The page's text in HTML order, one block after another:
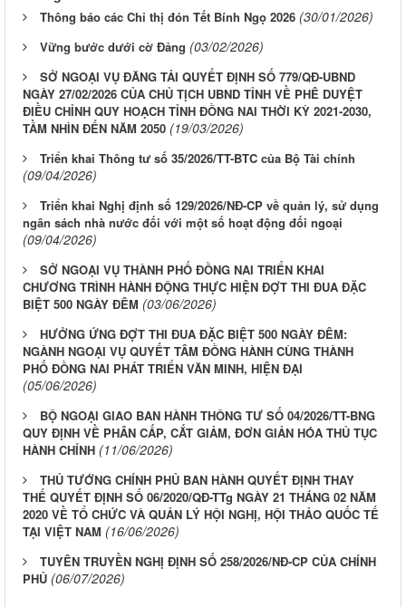
Thông báo các Chỉ thị đón Tết Bính Ngọ 2026 (30/01/2026)
Vững bước dưới cờ Đảng (03/02/2026)
SỞ NGOẠI VỤ ĐĂNG TẢI QUYẾT ĐỊNH SỐ 779/QĐ-UBND
NGÀY 27/02/2026 CỦA CHỦ TỊCH UBND TỈNH VỀ PHÊ DUYỆT
ĐIỀU CHỈNH QUY HOẠCH TỈNH ĐỒNG NAI THỜI KỲ 2021-2030,
TẦM NHÌN ĐẾN NĂM 2050 (19/03/2026)
Triển khai Thông tư số 35/2026/TT-BTC của Bộ Tài chính
(09/04/2026)
Triển khai Nghị định số 129/2026/NĐ-CP về quản lý, sử dụng
ngân sách nhà nước đối với một số hoạt động đối ngoại
(09/04/2026)
SỞ NGOẠI VỤ THÀNH PHỐ ĐỒNG NAI TRIỂN KHAI
CHƯƠNG TRÌNH HÀNH ĐỘNG THỰC HIỆN ĐỢT THI ĐUA ĐẶC
BIỆT 500 NGÀY ĐÊM (03/06/2026)
HƯỞNG ỨNG ĐỢT THI ĐUA ĐẶC BIỆT 500 NGÀY ĐÊM:
NGÀNH NGOẠI VỤ QUYẾT TÂM ĐỒNG HÀNH CÙNG THÀNH
PHỐ ĐỒNG NAI PHÁT TRIỂN VĂN MINH, HIỆN ĐẠI
(05/06/2026)
BỘ NGOẠI GIAO BAN HÀNH THÔNG TƯ SỐ 04/2026/TT-BNG
QUY ĐỊNH VỀ PHÂN CẤP, CẮT GIẢM, ĐƠN GIẢN HÓA THỦ TỤC
HÀNH CHÍNH (11/06/2026)
THỦ TƯỚNG CHÍNH PHỦ BAN HÀNH QUYẾT ĐỊNH THAY
THẾ QUYẾT ĐỊNH SỐ 06/2020/QĐ-TTg NGÀY 21 THÁNG 02 NĂM
2020 VỀ TỔ CHỨC VÀ QUẢN LÝ HỘI NGHỊ, HỘI THẢO QUỐC TẾ
TẠI VIỆT NAM (16/06/2026)
TUYÊN TRUYỀN NGHỊ ĐỊNH SỐ 258/2026/NĐ-CP CỦA CHÍNH
PHỦ (06/07/2026)